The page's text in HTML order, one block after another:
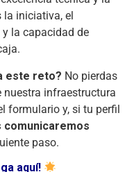
iniciativa, el
la capacidad de
este reto? No pierdas
infraestructura
formulario y, si tu perfil
comunicaremos
paso.
aquí!